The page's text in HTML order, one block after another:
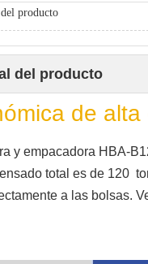
producto
del producto
de
y empacadora HBA-
total es de 120
a las bolsas.